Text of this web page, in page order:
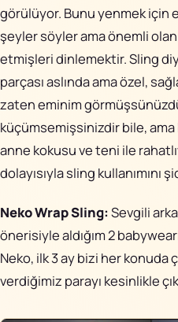
görülüyor. Bunu yenmek için
şeyler söyler ama önemli
etmişleri dinlemektir. Sling
parçası aslında ama özel,
zaten eminim
küçümsemişsinizdir bile,
anne kokusu ve teni ile
dolayısıyla sling kullanımını
Neko Wrap Sling:Sevgili
önerisiyle aldığım 2
Neko, ilk 3 ay bizi her konuda
verdiğimiz parayı kesinlikle